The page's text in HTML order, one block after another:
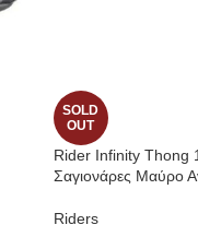
SOLD
OUT
Rider Infinity Thong
Σαγιονάρες Μαύρο
Riders